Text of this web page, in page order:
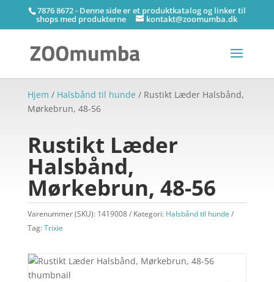
7876 8672 - Denne side er et produktkatalog og linker til
shops med produkterne kontakt@zoomumba.dk
Hjem / Halsbånd til hunde / Rustikt Læder Halsbånd,
Mørkebrun, 48-56
Rustikt Læder
Halsbånd,
Mørkebrun, 48-56
Varenummer (SKU): 1419008 Kategori: Halsbånd til hunde
Tag:Trixie